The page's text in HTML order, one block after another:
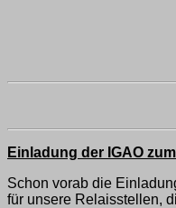
Einladung der IGAO
Schon vorab die
für unsere Relaisstellen,